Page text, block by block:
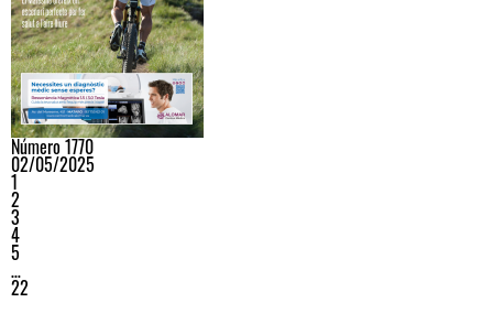
Número 1770
02/05/2025
1
2
3
4
5
…
22